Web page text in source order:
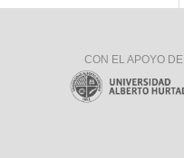
CON EL APOYO DE